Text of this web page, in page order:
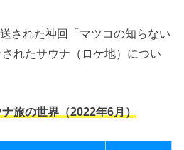
された神回「マツコの知らない
れたサウナ（ロケ地）につい
旅の世界（2022年6月）